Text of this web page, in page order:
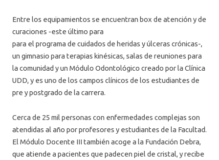
Entre los equipamientos se encuentran box de atención y de
curaciones -este último para
para el programa de cuidados de heridas y úlceras crónicas-,
un gimnasio para terapias kinésicas, salas de reuniones para
la comunidad y un Módulo Odontológico creado por la Clínica
UDD, y es uno de los campos clínicos de los estudiantes de
pre y postgrado de la carrera.
Cerca de 25 mil personas con enfermedades complejas son
atendidas al año por profesores y estudiantes de la Facultad.
El Módulo Docente III también acoge a la Fundación Debra,
que atiende a pacientes que padecen piel de cristal, y recibe